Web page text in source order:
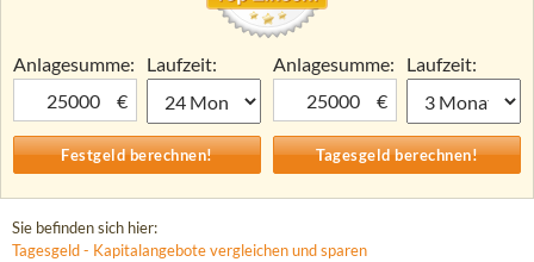
Anlagesumme:
€
Laufzeit:
Anlagesumme:
€
Laufzeit:
Sie befinden sich hier:
Tagesgeld - Kapitalangebote vergleichen und sparen